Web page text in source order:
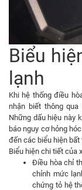
Biểu
lạnh
Khi hệ thống điều
nhận biết thông
Những dấu hiệu này
báo nguy cơ hỏng
đến các biểu hiện bất
Biểu hiện chi tiết của
Điều hòa chỉ
chỉnh mức
chứng tỏ hệ